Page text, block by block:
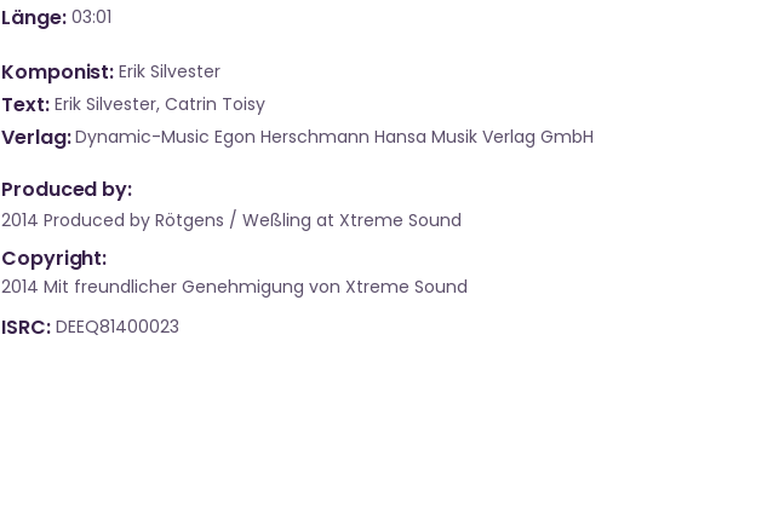
Länge 03:01
Komponist Erik Silvester
Text Erik Silvester, Catrin Toisy
Verlag Dynamic-Music Egon Herschmann Hansa Musik Verlag GmbH
Produced by:
2014 Produced by Rötgens / Weßling at Xtreme Sound
Copyright:
2014 Mit freundlicher Genehmigung von Xtreme Sound
ISRC DEEQ81400023